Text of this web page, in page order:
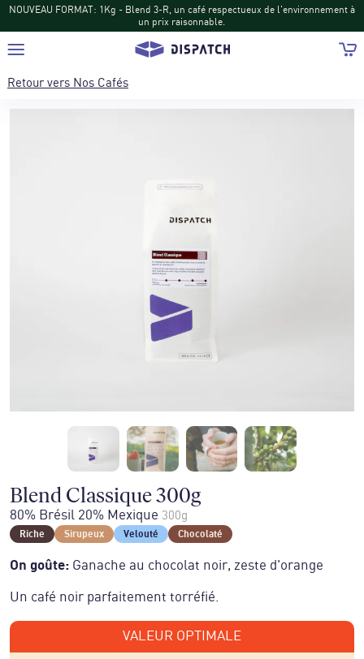
NOUVEAU FORMAT: 1Kg - Blend 3-R, un café respectueux de l'environnement à
un prix raisonnable.
Retour vers Nos Cafés
Blend Classique 300g
80% Brésil 20% Mexique 300g
Riche Sirupeux Velouté Chocolaté
On goûte: Ganache au chocolat noir, zeste d'orange
Un café noir parfaitement torréfié.
VALEUR OPTIMALE